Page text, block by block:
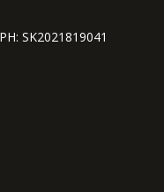
SK2021819041